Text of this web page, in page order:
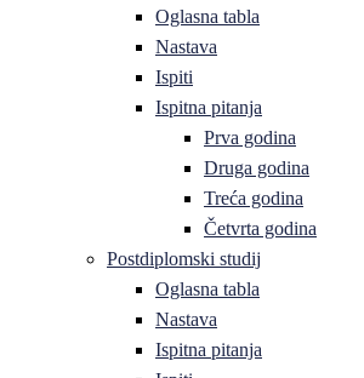
Oglasna tabla
Nastava
Ispiti
Ispitna pitanja
Prva godina
Druga godina
Treća godina
Četvrta godina
Postdiplomski studij
Oglasna tabla
Nastava
Ispitna pitanja